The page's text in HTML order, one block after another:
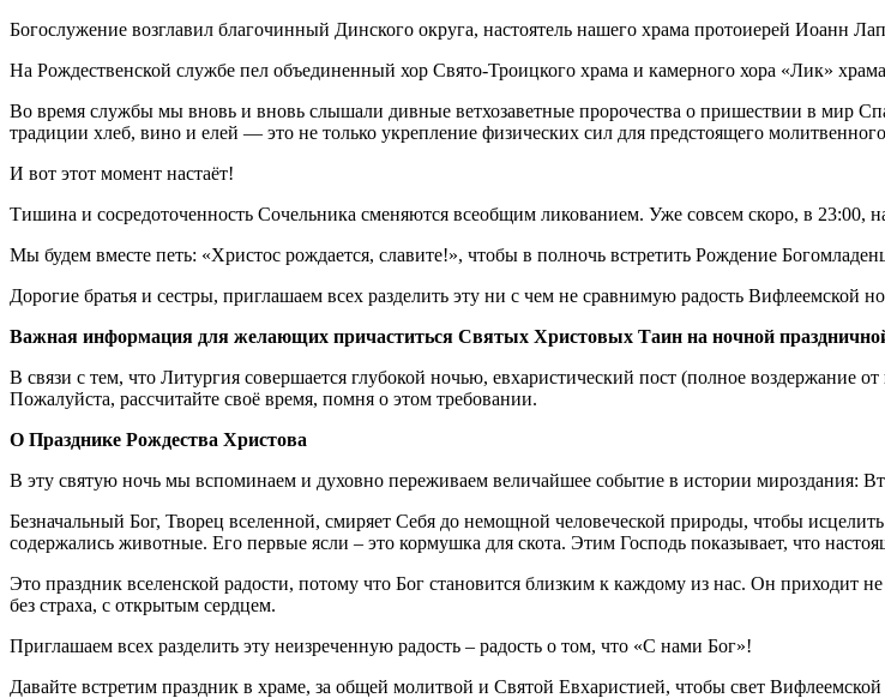
Богослужение возглавил благочинный Динского округа, настоятель нашего храма протоиерей Иоанн
На Рождественской службе пел объединенный хор Свято-Троицкого храма и камерного хора «Лик»
Во время службы мы вновь и вновь слышали дивные ветхозаветные пророчества о пришествии в мир
традиции хлеб, вино и елей — это не только укрепление физических сил для предстоящего
И вот этот момент настаёт!
Тишина и сосредоточенность Сочельника сменяются всеобщим ликованием. Уже совсем скоро, в 23:00,
Мы будем вместе петь: «Христос рождается, славите!», чтобы в полночь встретить Рождение
Дорогие братья и сестры, приглашаем всех разделить эту ни с чем не сравнимую радость Вифлеемской
Важная информация для желающих причаститься Святых Христовых Таин на ночной
В связи с тем, что Литургия совершается глубокой ночью, евхаристический пост (полное воздержание
Пожалуйста, рассчитайте своё время, помня о этом требовании.
О Празднике Рождества Христова
В эту святую ночь мы вспоминаем и духовно переживаем величайшее событие в истории
Безначальный Бог, Творец вселенной, смиряет Себя до немощной человеческой природы, чтобы
содержались животные. Его первые ясли – это кормушка для скота. Этим Господь показывает, что
Это праздник вселенской радости, потому что Бог становится близким к каждому из нас. Он
без страха, с открытым сердцем.
Приглашаем всех разделить эту неизреченную радость – радость о том, что «С нами Бог»!
Давайте встретим праздник в храме, за общей молитвой и Святой Евхаристией, чтобы свет